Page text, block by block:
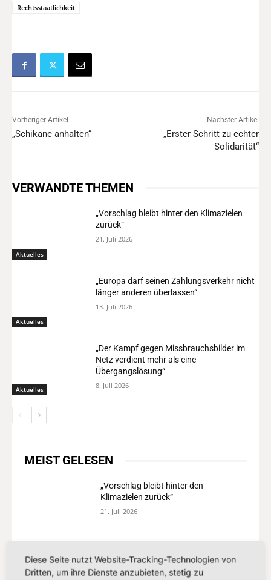
Rechtsstaatlichkeit
Vorheriger Artikel
„Schikane anhalten“
Nächster Artikel
„Erster Schritt zu echter
Solidarität“
VERWANDTE THEMEN
Aktuelles
„Vorschlag bleibt hinter den Klimazielen
zurück“
21. Juli 2026
Aktuelles
„Europa darf seinen Zahlungsverkehr nicht
länger anderen überlassen“
13. Juli 2026
Aktuelles
„Der Kampf gegen Missbrauchsbilder im
Netz verdient mehr als eine
Übergangslösung“
8. Juli 2026
MEIST GELESEN
„Vorschlag bleibt hinter den
Klimazielen zurück“
21. Juli 2026
nicht länger anderen überlassen“
13. Juli 2026
Diese Seite nutzt Website-Tracking-Technologien von
Dritten, um ihre Dienste anzubieten, stetig zu